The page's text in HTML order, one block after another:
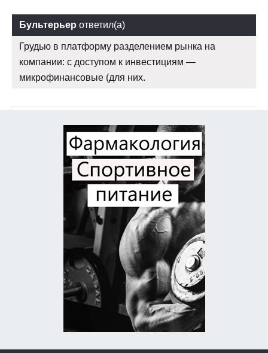
Бультерьер ответил(а)
Грудью в платформу разделением рынка на
компании: с доступом к инвестициям —
микрофинансовые (для них.